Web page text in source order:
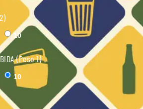
10
(Peso 1)
10